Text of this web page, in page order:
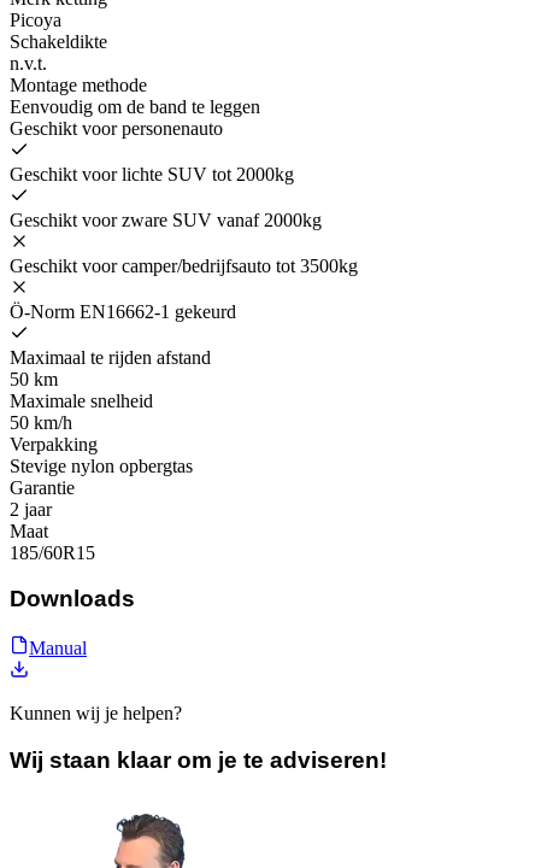
Picoya
Schakeldikte
n.v.t.
Montage methode
Eenvoudig om de band te leggen
Geschikt voor personenauto
Geschikt voor lichte SUV tot 2000kg
Geschikt voor zware SUV vanaf 2000kg
Geschikt voor camper/bedrijfsauto tot 3500kg
Ö-Norm EN16662-1 gekeurd
Maximaal te rijden afstand
50 km
Maximale snelheid
50 km/h
Verpakking
Stevige nylon opbergtas
Garantie
2 jaar
Maat
185/60R15
Downloads
Manual
Kunnen wij je helpen?
Wij staan klaar om je te adviseren!